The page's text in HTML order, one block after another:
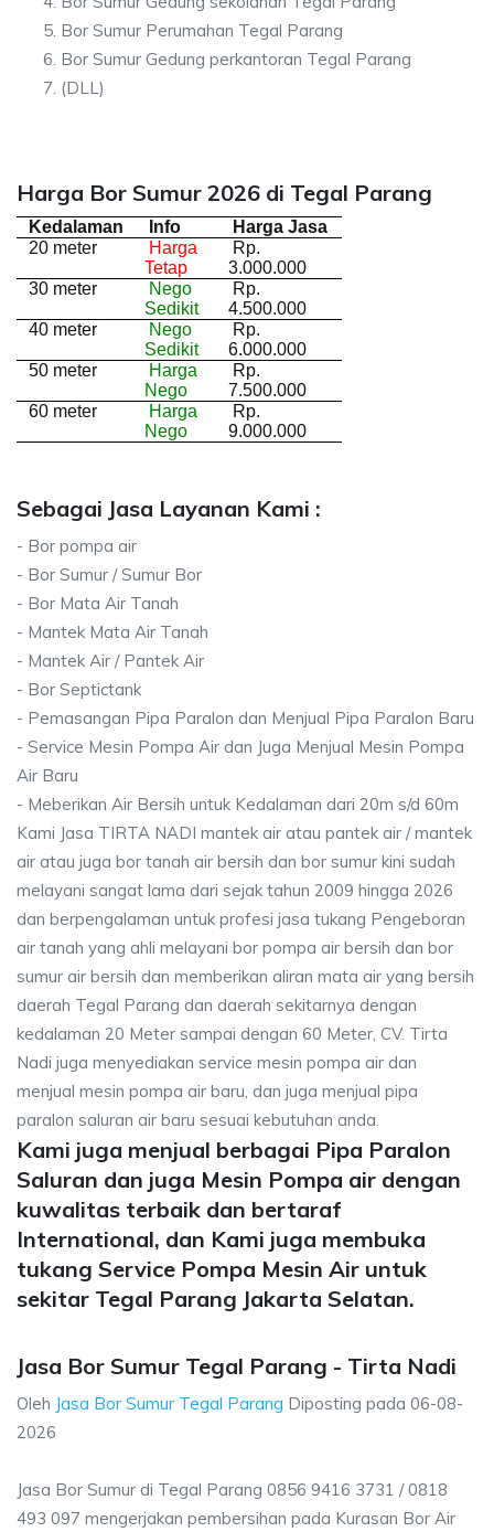
Bor Sumur Perumahan Tegal Parang
Bor Sumur Gedung perkantoran Tegal Parang
(DLL)
Harga Bor Sumur 2026 di Tegal Parang
Kedalaman Info
Harga Jasa
20 meter
Harga
Tetap
Rp.
3.000.000
30 meter
Nego
Sedikit
Rp.
4.500.000
40 meter
Nego
Sedikit
Rp.
6.000.000
50 meter
Harga
Nego
Rp.
7.500.000
60 meter
Harga
Nego
Rp.
9.000.000
Sebagai Jasa Layanan Kami :
- Bor pompa air
- Bor Sumur / Sumur Bor
- Bor Mata Air Tanah
- Mantek Mata Air Tanah
- Mantek Air / Pantek Air
- Bor Septictank
- Pemasangan Pipa Paralon dan Menjual Pipa Paralon Baru
- Service Mesin Pompa Air dan Juga Menjual Mesin Pompa
Air Baru
- Meberikan Air Bersih untuk Kedalaman dari 20m s/d 60m
Kami Jasa TIRTA NADI mantek air atau pantek air / mantek
air atau juga bor tanah air bersih dan bor sumur kini sudah
melayani sangat lama dari sejak tahun 2009 hingga 2026
dan berpengalaman untuk profesi jasa tukang Pengeboran
air tanah yang ahli melayani bor pompa air bersih dan bor
sumur air bersih dan memberikan aliran mata air yang bersih
daerah Tegal Parang dan daerah sekitarnya dengan
kedalaman 20 Meter sampai dengan 60 Meter, CV. Tirta
Nadi juga menyediakan service mesin pompa air dan
menjual mesin pompa air baru, dan juga menjual pipa
paralon saluran air baru sesuai kebutuhan anda.
Kami juga menjual berbagai Pipa Paralon
Saluran dan juga Mesin Pompa air dengan
kuwalitas terbaik dan bertaraf
International, dan Kami juga membuka
tukang Service Pompa Mesin Air untuk
sekitar Tegal Parang Jakarta Selatan.
Jasa Bor Sumur Tegal Parang - Tirta Nadi
Oleh Jasa Bor Sumur Tegal Parang Diposting pada 06-08-
2026
Jasa Bor Sumur di Tegal Parang 0856 9416 3731 / 0818
493 097 mengerjakan pembersihan pada Kurasan Bor Air